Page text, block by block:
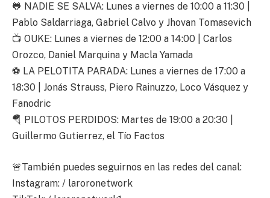
🐸 NADIE SE SALVA: Lunes a viernes de 10:00 a 11:30 |
Pablo Saldarriaga, Gabriel Calvo y Jhovan Tomasevich
📺 OUKE: Lunes a viernes de 12:00 a 14:00 | Carlos
Orozco, Daniel Marquina y Macla Yamada
⚽ LA PELOTITA PARADA: Lunes a viernes de 17:00 a
18:30 | Jonás Strauss, Piero Rainuzzo, Loco Vásquez y
Fanodric
🪂 PILOTOS PERDIDOS: Martes de 19:00 a 20:30 |
Guillermo Gutierrez, el Tío Factos
🚨También puedes seguirnos en las redes del canal:
Instagram: / laroronetwork